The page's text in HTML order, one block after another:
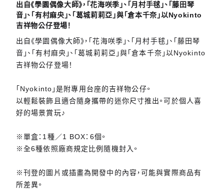
出自《學園偶像大師》，「花海咲季」、「月村手毬」、「藤田琴
音」、「有村麻央」、「葛城莉莉亞」與「倉本千奈」以Nyokinto
吉祥物公仔登場！
出自《學園偶像大師》，「花海咲季」、「月村手毬」、「藤田琴
音」、「有村麻央」、「葛城莉莉亞」與「倉本千奈」以Nyokinto
吉祥物公仔登場！
「Nyokinto」是附專用台座的吉祥物公仔。
以輕鬆裝飾且適合隨身攜帶的迷你尺寸推出。可於個人喜
好的場景賞玩♪
※單盒：1種／1 BOX：6個。
※全6種依照廠商規定比例隨機封入。
※刊登的圖片或插畫為開發中的內容，可能與實際商品有
所差異。